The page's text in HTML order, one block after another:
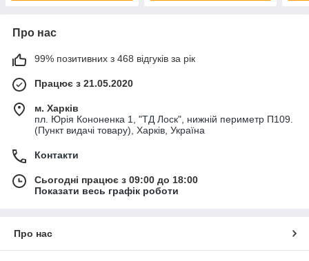
Про нас
99% позитивних з 468 відгуків за рік
Працює з 21.05.2020
м. Харків
пл. Юрія Кононенка 1, "ТД Лоск", нижній периметр П109.
(Пункт видачі товару), Харків, Україна
Контакти
Сьогодні працює з 09:00 до 18:00
Показати весь графік роботи
Про нас